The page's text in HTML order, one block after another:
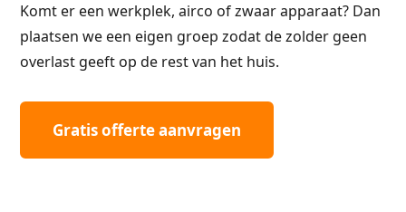
Komt er een werkplek, airco of zwaar apparaat? Dan
plaatsen we een eigen groep zodat de zolder geen
overlast geeft op de rest van het huis.
Gratis offerte aanvragen